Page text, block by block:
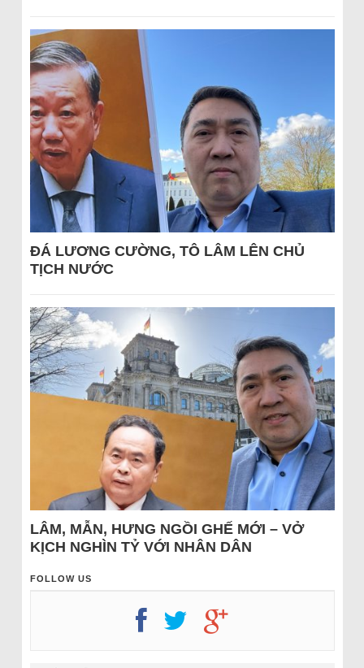
ĐÁ LƯƠNG CƯỜNG, TÔ LÂM LÊN CHỦ
TỊCH NƯỚC
LÂM, MẪN, HƯNG NGỒI GHẾ MỚI – VỞ
KỊCH NGHÌN TỶ VỚI NHÂN DÂN
FOLLOW US